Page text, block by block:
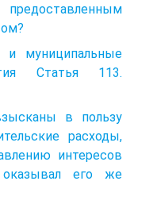
и муниципальные
Статья 113.
в пользу
расходы,
интересов
его же